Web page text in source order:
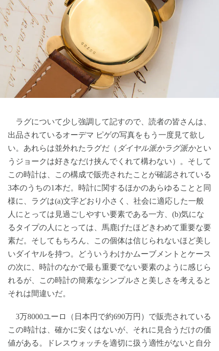
ラグについて少し強調して記すので、読者の皆さんは、
出品されているオーデマ ピゲの写真をもう一度見て欲し
い。あれらは並外れたラグだ（ ダイヤル派かラグ派かとい
うジョークは好きなだけ挟んでくれて構わない）。そして
この時計は、この構成で販売されたことが確認されている
3本のうちの1本だ。時計に関するほかのあらゆることと同
様に、ラグは(a)文字どおり小さく、社会に適応した一般
人にとっては見過ごしやすい要素である一方、(b)気にな
るタイプの人にとっては、馬鹿げたほどきわめて重要な要
素だ。そしてもちろん、この個体は信じられないほど美し
いダイヤルを持つ。どういうわけかムーブメントとケース
の次に、時計のなかで最も重要でない要素のように感じら
れるが、この時計の簡素なシンプルさと美しさを考えると
それは間違いだ。
3万8000ユーロ（日本円で約690万円）で販売されている
この時計は、確かに安くはないが、それに見合うだけの価
値がある。ドレスウォッチを適切に扱う適性がないと自分